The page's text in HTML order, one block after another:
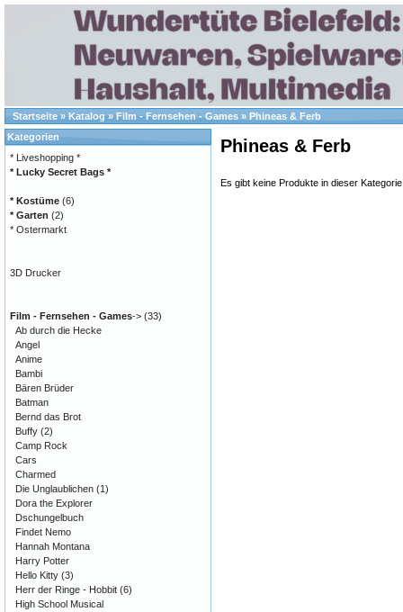
Startseite » Katalog » Film - Fernsehen - Games » Phineas & Ferb
Phineas & Ferb
Es gibt keine Produkte in dieser
Kategorien
* Liveshopping *
* Lucky Secret Bags *
* Kostüme (6)
* Garten (2)
* Ostermarkt
3D Drucker
Film - Fernsehen - Games-> (33)
Ab durch die Hecke
Angel
Anime
Bambi
Bären Brüder
Batman
Bernd das Brot
Buffy (2)
Camp Rock
Cars
Charmed
Die Unglaublichen (1)
Dora the Explorer
Dschungelbuch
Findet Nemo
Hannah Montana
Harry Potter
Hello Kitty (3)
Herr der Ringe - Hobbit (6)
High School Musical